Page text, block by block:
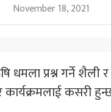
November 18, 2021
धमला प्रश्न गर्ने शैली
र कार्यक्रमलाई कसरी